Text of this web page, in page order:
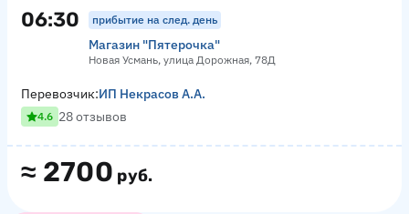
06:30 прибытие на след. день
Магазин "Пятерочка"
Новая Усмань, улица Дорожная, 78Д
≈ 2700 руб.
Перевозчик:ИП Некрасов А.А.
4.6 28 отзывов